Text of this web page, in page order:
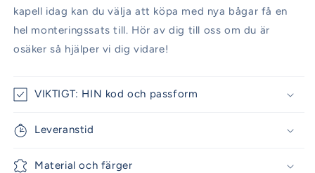
kapell idag kan du välja att köpa med nya bågar få en
hel monteringssats till. Hör av dig till oss om du är
osäker så hjälper vi dig vidare!
VIKTIGT: HIN kod och passform
Leveranstid
Material och färger